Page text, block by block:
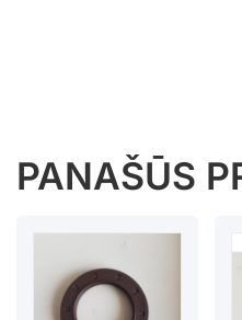
PANAŠŪS